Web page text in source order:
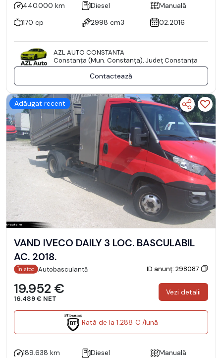
440.000 km Diesel
Manuală
170 cp
2998 cm3 02.2016
AZL AUTO CONSTANTA
Constanţa (Mun. Constanţa), Județ Constanţa
Contactează
Adăugat recent
VAND IVECO DAILY 3 LOC. BASCULABIL
AC. 2018.
În stoc Autobasculantă ID anunț: 298087
19.952 €
16.489 € NET
Vezi detalii
Rată de la 1.288 € /lună
189.638 km Diesel
Manuală